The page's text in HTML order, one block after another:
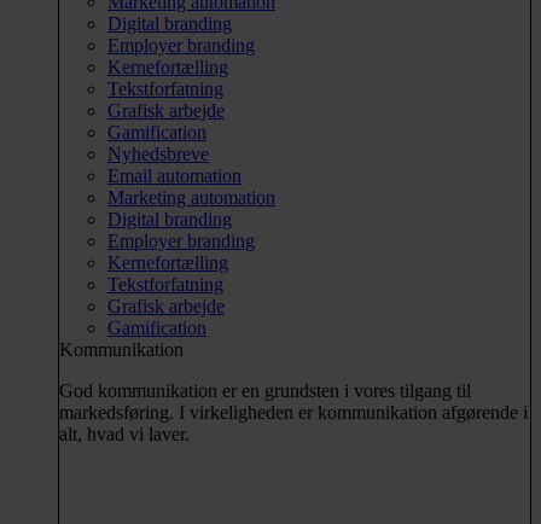
Digital branding
Employer branding
Kernefortælling
Tekstforfatning
Grafisk arbejde
Gamification
Nyhedsbreve
Email automation
Marketing automation
Digital branding
Employer branding
Kernefortælling
Tekstforfatning
Grafisk arbejde
Gamification
Kommunikation
God kommunikation er en grundsten i vores tilgang til
markedsføring. I virkeligheden er kommunikation afgørende i
alt, hvad vi laver.